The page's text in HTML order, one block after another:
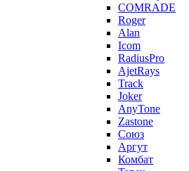
COMRADE
Roger
Alan
Icom
RadiusPro
AjetRays
Track
Joker
AnyTone
Zastone
Союз
Аргут
Комбат